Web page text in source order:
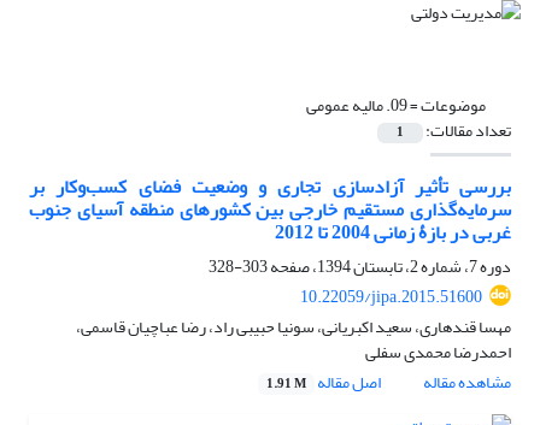
موضوعات =09. مالیه عمومی
تعداد مقالات: 1
بررسی تأثیر آزادسازی تجاری و وضعیت فضای کسب‌و‌کار بر
سرمایه‌گذاری مستقیم خارجی بین کشورهای منطقه آسیای جنوب
غربی در بازۀ زمانی 2004 تا 2012
دوره 7، شماره 2، تابستان 1394، صفحه
303-328
10.22059/jipa.2015.51600
مهسا قندهاری، سعید اکبریانی، سونیا حبیبی راد، رضا عباچیان قاسمی،
احمدرضا محمدی سفلی
مشاهده مقاله
اصل مقاله 1.91 M